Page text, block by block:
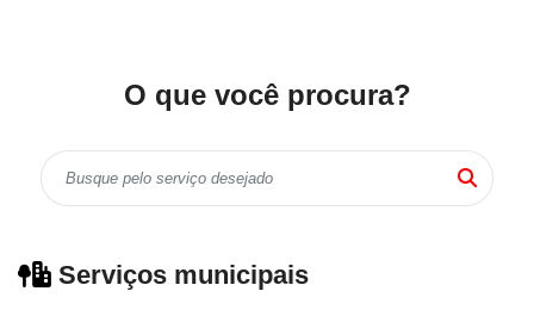
O que você procura?
Serviços municipais